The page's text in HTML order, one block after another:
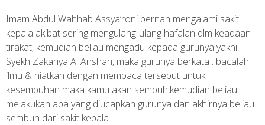
Imam Abdul Wahhab Assya’roni pernah mengalami sakit
kepala akibat sering mengulang-ulang hafalan dlm keadaan
tirakat, kemudian beliau mengadu kepada gurunya yakni
Syekh Zakariya Al Anshari, maka gurunya berkata : bacalah
ilmu & niatkan dengan membaca tersebut untuk
kesembuhan maka kamu akan sembuh,kemudian beliau
melakukan apa yang diucapkan gurunya dan akhirnya beliau
sembuh dari sakit kepala.